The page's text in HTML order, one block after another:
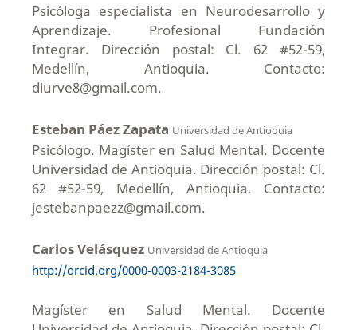
Psicóloga especialista en Neurodesarrollo y
Aprendizaje. Profesional Fundación
Integrar. Dirección postal: Cl. 62 #52-59,
Medellín, Antioquia. Contacto:
diurve8@gmail.com.
Esteban Páez Zapata Universidad de Antioquia
Psicólogo. Magíster en Salud Mental. Docente
Universidad de Antioquia. Dirección postal: Cl.
62 #52-59, Medellín, Antioquia. Contacto:
jestebanpaezz@gmail.com.
Carlos Velásquez Universidad de Antioquia
http://orcid.org/0000-0003-2184-3085
Magíster en Salud Mental. Docente